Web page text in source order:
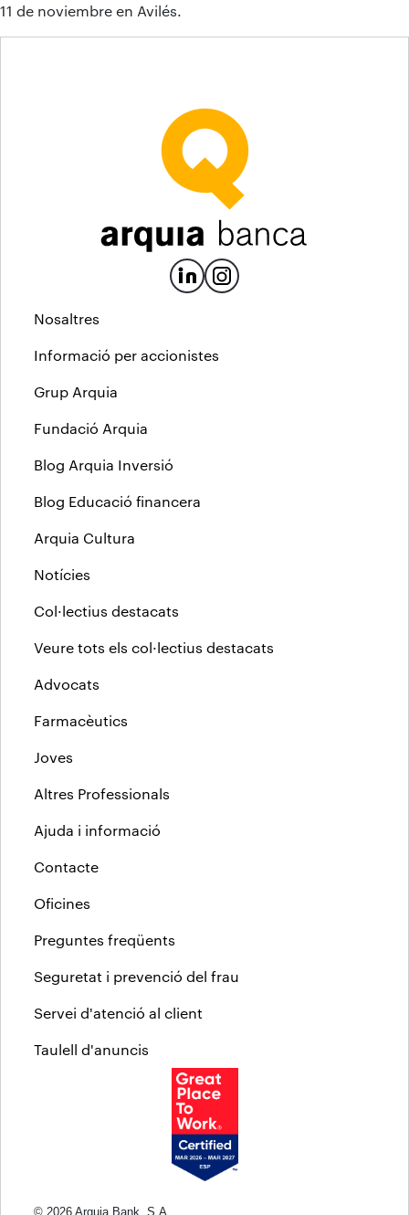
11 de noviembre en Avilés.
Nosaltres
Informació per accionistes
Grup Arquia
Fundació Arquia
Blog Arquia Inversió
Blog Educació financera
Arquia Cultura
Notícies
Col·lectius destacats
Veure tots els col·lectius destacats
Advocats
Farmacèutics
Joves
Altres Professionals
Ajuda i informació
Contacte
Oficines
Preguntes freqüents
Seguretat i prevenció del frau
Servei d'atenció al client
Taulell d'anuncis
© 2026 Arquia Bank, S.A.